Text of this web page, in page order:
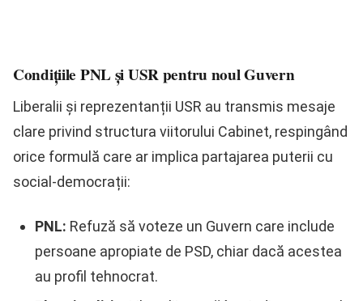
Condițiile PNL și USR pentru noul Guvern
Liberalii și reprezentanții USR au transmis mesaje
clare privind structura viitorului Cabinet, respingând
orice formulă care ar implica partajarea puterii cu
social-democrații:
PNL: Refuză să voteze un Guvern care include
persoane apropiate de PSD, chiar dacă acestea
au profil tehnocrat.